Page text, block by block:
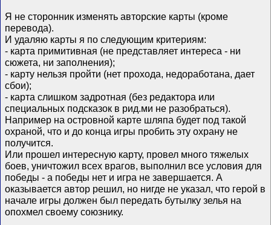
Я не сторонник изменять авторские карты (кроме
перевода).
И удаляю карты я по следующим критериям:
- карта примитивная (не представляет интереса - ни
сюжета, ни заполнения);
- карту нельзя пройти (нет прохода, недоработана, дает
сбои);
- карта слишком задротная (без редактора или
специальных подсказок в рид.ми не разобраться).
Например на островной карте шляпа будет под такой
охраной, что и до конца игры пробить эту охрану не
получится.
Или прошел интересную карту, провел много тяжелых
боев, уничтожил всех врагов, выполнил все условия для
победы - а победы нет и игра не завершается. А
оказывается автор решил, но нигде не указал, что герой в
начале игры должен был передать бутылку зелья на
опохмел своему союзнику.